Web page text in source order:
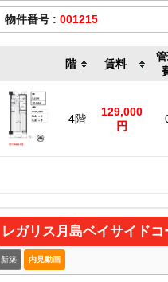
物件番号 : 001215
階 賃料
4階
129,000
円
レガリス月島ベイサイドコ
新築 内見動画